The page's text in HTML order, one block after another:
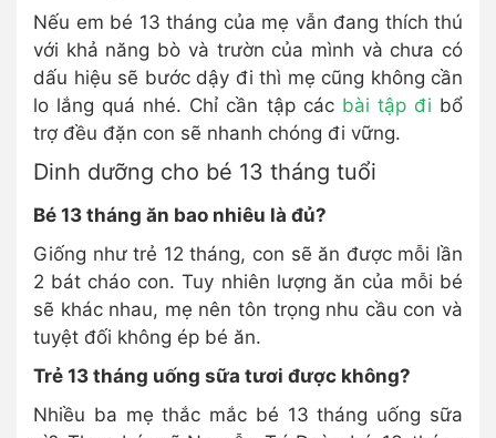
Nếu em bé 13 tháng của mẹ vẫn đang thích thú
với khả năng bò và trườn của mình và chưa có
dấu hiệu sẽ bước dậy đi thì mẹ cũng không cần
lo lắng quá nhé. Chỉ cần tập các bài tập đi bổ
trợ đều đặn con sẽ nhanh chóng đi vững.
Dinh dưỡng cho bé 13 tháng tuổi
Bé 13 tháng ăn bao nhiêu là đủ?
Giống như trẻ 12 tháng, con sẽ ăn được mỗi lần
2 bát cháo con. Tuy nhiên lượng ăn của mỗi bé
sẽ khác nhau, mẹ nên tôn trọng nhu cầu con và
tuyệt đối không ép bé ăn.
Trẻ 13 tháng uống sữa tươi được không?
Nhiều ba mẹ thắc mắc bé 13 tháng uống sữa